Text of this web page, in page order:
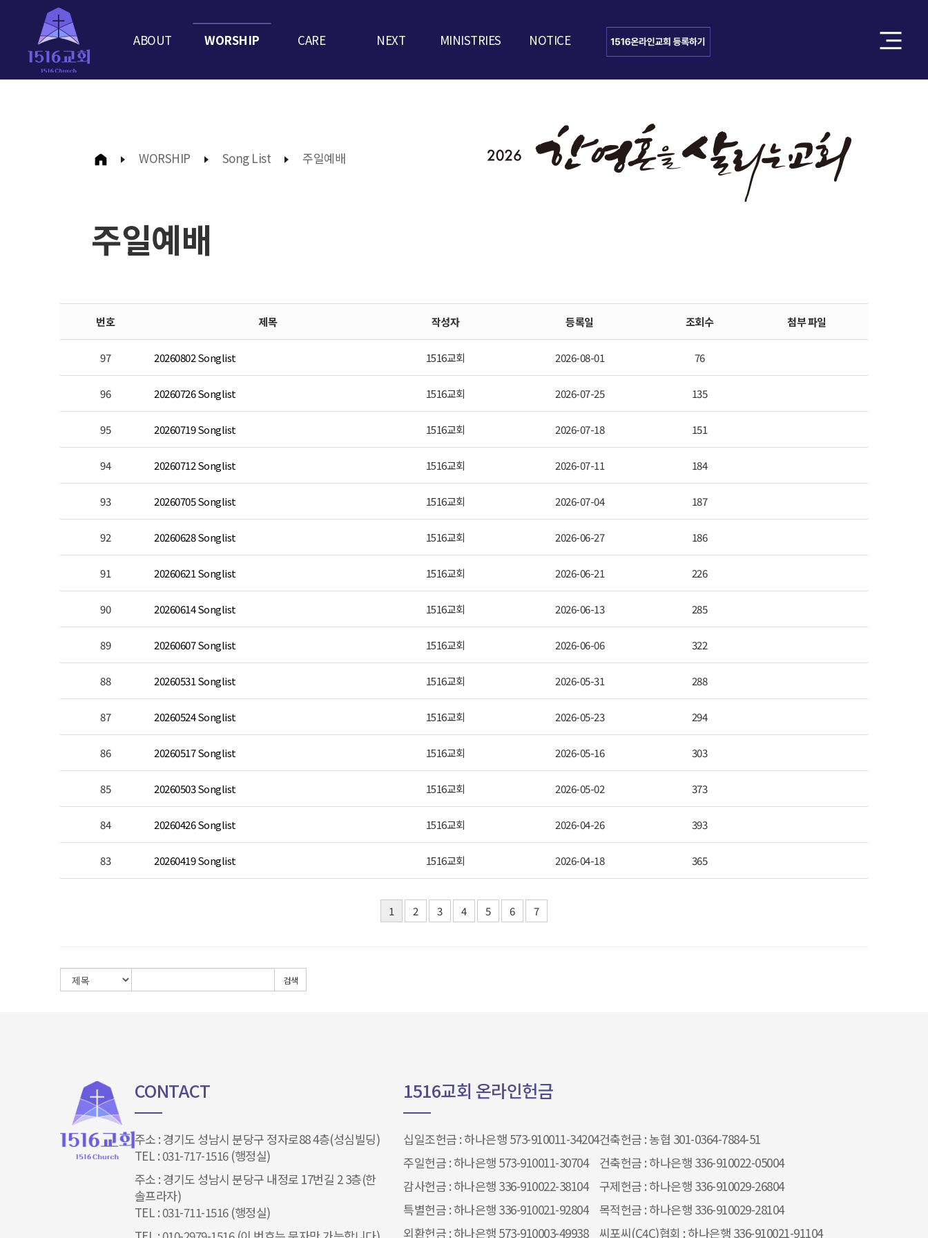
ABOUT WORSHIP CARE NEXT MINISTRIES NOTICE
WORSHIP Song List 주일예배
주일예배
번호 제목 작성자 등록일 조회수 첨부 파일
97 20260802 Songlist 1516교회 2026-08-01 76
96 20260726 Songlist 1516교회 2026-07-25 135
95 20260719 Songlist 1516교회 2026-07-18 151
94 20260712 Songlist 1516교회 2026-07-11 184
93 20260705 Songlist 1516교회 2026-07-04 187
92 20260628 Songlist 1516교회 2026-06-27 186
91 20260621 Songlist 1516교회 2026-06-21 226
90 20260614 Songlist 1516교회 2026-06-13 285
89 20260607 Songlist 1516교회 2026-06-06 322
88 20260531 Songlist 1516교회 2026-05-31 288
87 20260524 Songlist 1516교회 2026-05-23 294
86 20260517 Songlist 1516교회 2026-05-16 303
85 20260503 Songlist 1516교회 2026-05-02 373
84 20260426 Songlist 1516교회 2026-04-26 393
83 20260419 Songlist 1516교회 2026-04-18 365
1 2 3 4 5 6 7
검색
CONTACT
주소 : 경기도 성남시 분당구 정자로88 4층(성심빌딩)
TEL : 031-717-1516 (행정실)
주소 : 경기도 성남시 분당구 내정로 17번길 2 3층(한
솔프라자)
TEL : 031-711-1516 (행정실)
1516교회 온라인헌금
십일조헌금 : 하나은행 573-910011-34204​​​​​​​
주일헌금 : 하나은행 573-910011-30704
감사헌금 : 하나은행 336-910022-38104
특별헌금 : 하나은행 336-910021-92804
외환헌금 : 하나은행 573-910003-49938
건축헌금 : 농협 301-0364-7884-51
건축헌금 : 하나은행 336-910022-05004
구제헌금 : 하나은행 336-910029-26804
목적헌금 : 하나은행 336-910029-28104
씨포씨(C4C)협회 : 하나은행 336-910021-91104